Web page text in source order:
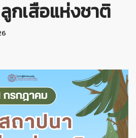
กเสือแห่งชาติ